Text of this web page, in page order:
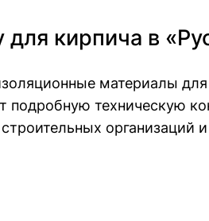
для кирпича в
материалы
подробную техническую
организаций